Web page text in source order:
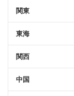
関東
東海
関西
中国